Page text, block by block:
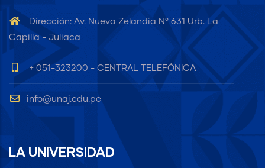
Dirección: Av. Nueva Zelandia N° 631 Urb. La
Capilla - Juliaca
+ 051-323200 - CENTRAL TELEFÓNICA
info@unaj.edu.pe
LA UNIVERSIDAD